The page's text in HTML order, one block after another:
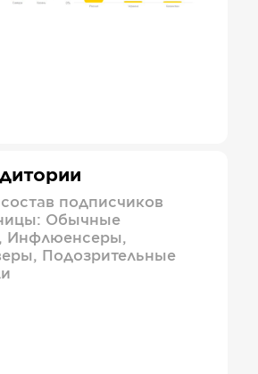
подписчиков
Обычные
Инфлюенсеры,
Подозрительные